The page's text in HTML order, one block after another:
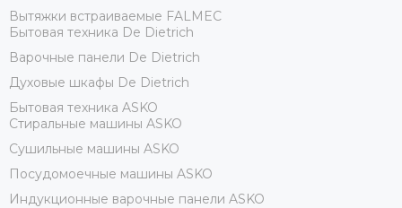
Вытяжки встраиваемые FALMEC
Бытовая техника De Dietrich
Варочные панели De Dietrich
Духовые шкафы De Dietrich
Бытовая техника ASKO
Стиральные машины ASKO
Сушильные машины ASKO
Посудомоечные машины ASKO
Индукционные варочные панели ASKO